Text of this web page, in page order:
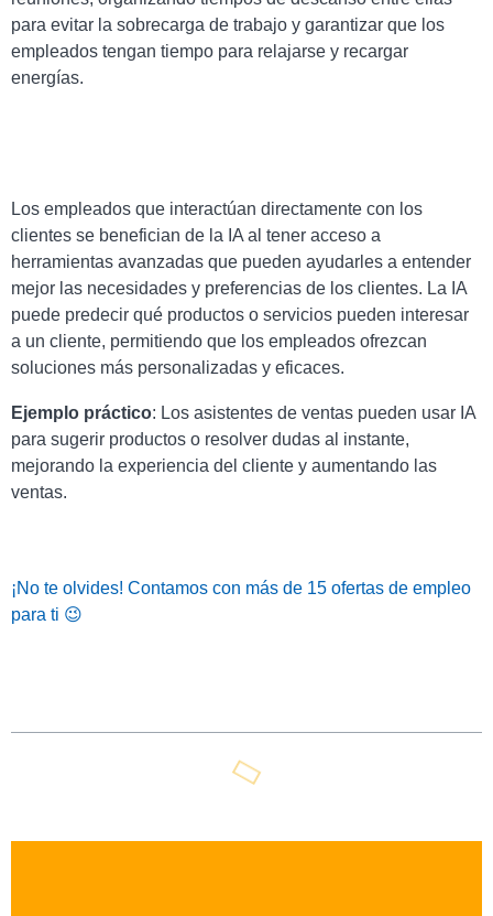
para evitar la sobrecarga de trabajo y garantizar que los
empleados tengan tiempo para relajarse y recargar
energías.
Los empleados que interactúan directamente con los
clientes se benefician de la IA al tener acceso a
herramientas avanzadas que pueden ayudarles a entender
mejor las necesidades y preferencias de los clientes. La IA
puede predecir qué productos o servicios pueden interesar
a un cliente, permitiendo que los empleados ofrezcan
soluciones más personalizadas y eficaces.
Ejemplo práctico: Los asistentes de ventas pueden usar IA
para sugerir productos o resolver dudas al instante,
mejorando la experiencia del cliente y aumentando las
ventas.
¡No te olvides! Contamos con más de 15 ofertas de empleo
para ti 😉